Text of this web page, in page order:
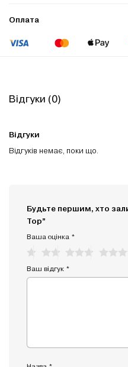
Оплата
Відгуки (0)
Відгуки
Відгуків немає, поки що.
Будьте першим, хто
Top”
Ваша оцінка *
Ваш відгук *